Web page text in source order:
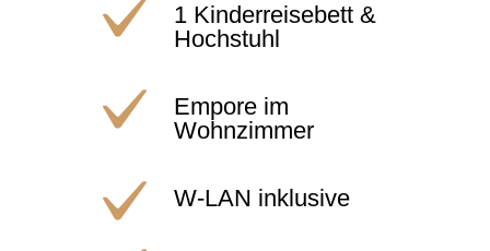
1 Kinderreisebett &
Hochstuhl
Empore im
Wohnzimmer
W-LAN inklusive